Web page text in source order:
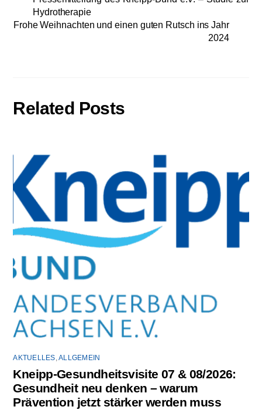
Hydrotherapie
Frohe Weihnachten und einen guten Rutsch ins Jahr
2024
Related Posts
AKTUELLES,ALLGEMEIN
Kneipp-Gesundheitsvisite 07 & 08/2026:
Gesundheit neu denken – warum
Prävention jetzt stärker werden muss